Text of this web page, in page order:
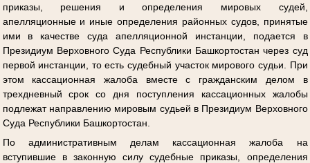
приказы, решения и определения мировых судей,
апелляционные и иные определения районных судов, принятые
ими в качестве суда апелляционной инстанции, подается в
Президиум Верховного Суда Республики Башкортостан через суд
первой инстанции, то есть судебный участок мирового судьи. При
этом кассационная жалоба вместе с гражданским делом в
трехдневный срок со дня поступления кассационных жалобы
подлежат направлению мировым судьей в Президиум Верховного
Суда Республики Башкортостан.
По административным делам кассационная жалоба на
вступившие в законную силу судебные приказы, определения